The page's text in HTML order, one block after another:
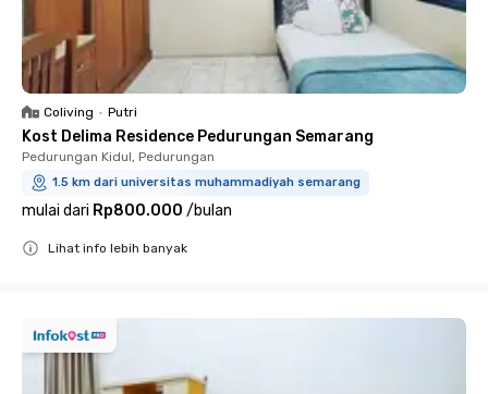
Coliving • Putri
Kost Delima Residence Pedurungan Semarang
Pedurungan Kidul, Pedurungan
1.5 km dari universitas muhammadiyah semarang
mulai dari Rp800.000 /bulan
Lihat info lebih banyak